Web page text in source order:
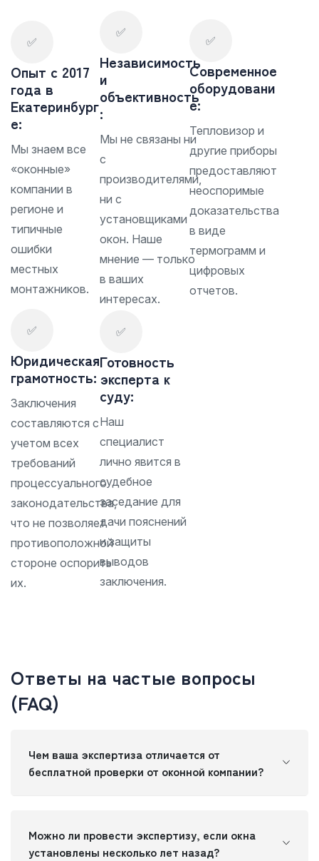
✅
Опыт с 2017
года в
Екатеринбург
е:
Мы знаем все
«оконные»
компании в
регионе и
типичные
ошибки
местных
монтажников.
✅
Независимость
и
объективность
:
Мы не связаны ни
с
производителями,
ни с
установщиками
окон. Наше
мнение — только
в ваших
интересах.
✅
Современное
оборудовани
е:
Тепловизор и
другие приборы
предоставляют
неоспоримые
доказательства
в виде
термограмм и
цифровых
отчетов.
✅
Юридическая
грамотность:
Заключения
составляются с
учетом всех
требований
процессуального
законодательства,
что не позволяет
противоположной
стороне оспорить
их.
✅
Готовность
эксперта к
суду:
Наш
специалист
лично явится в
судебное
заседание для
дачи пояснений
и защиты
выводов
заключения.
Ответы на частые вопросы
(FAQ)
Чем ваша экспертиза отличается от
бесплатной проверки от оконной компании?
Можно ли провести экспертизу, если окна
установлены несколько лет назад?